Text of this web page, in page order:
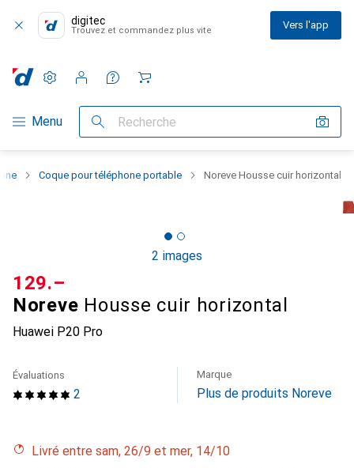
digitec
Trouvez et commandez plus vite Vers l'app
Navigation par catégorie
Menu Recherche
Paramètres
Compte client
Listes de comparaison
Listes d'envies
Panier
Coque pour téléphone portable Noreve Housse cuir horizontal
2 images
Noreve Housse cuir horizontal
Huawei P20 Pro
CHF
129.–
2
Évaluations Marque
Plus de produits Noreve
Livré entre sam, 26/9 et mer, 14/10